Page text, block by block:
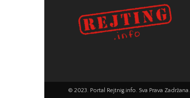
© 2023. Portal Rejtnig.info. Sva Prava Zadržana.